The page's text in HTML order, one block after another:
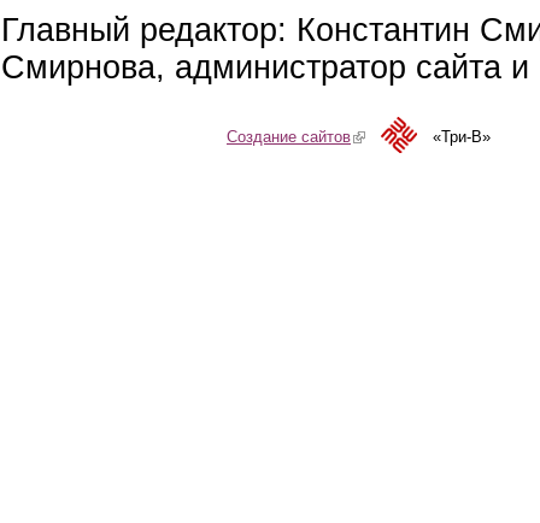
Главный редактор: Константин
Смирнова, администратор сайта
Создание сайтов(link is external)«Три-В»